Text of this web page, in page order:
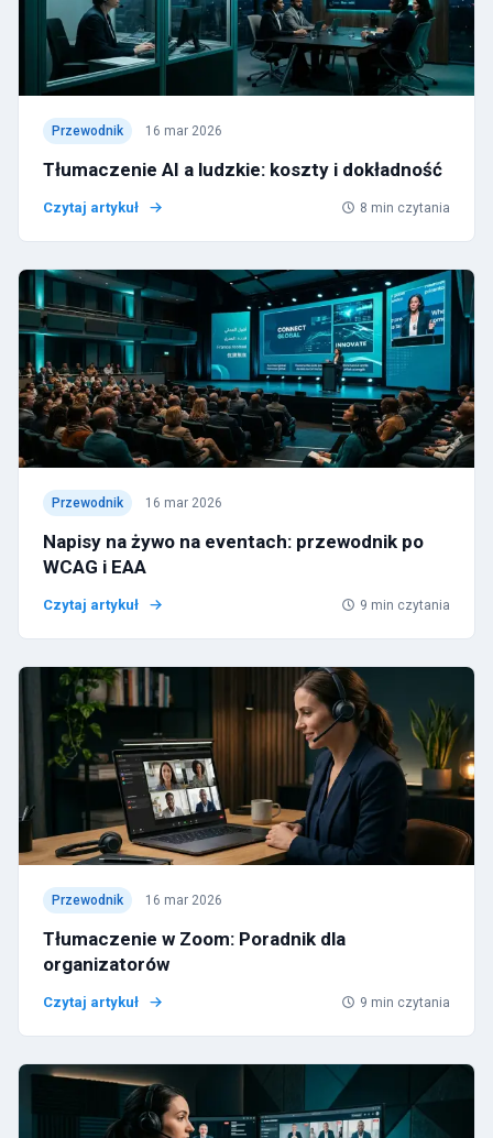
Przewodnik 16 mar 2026
Tłumaczenie AI a ludzkie: koszty i dokładność
Czytaj artykuł 8 min czytania
Przewodnik 16 mar 2026
Napisy na żywo na eventach: przewodnik po
WCAG i EAA
Czytaj artykuł 9 min czytania
Przewodnik 16 mar 2026
Tłumaczenie w Zoom: Poradnik dla
organizatorów
Czytaj artykuł 9 min czytania